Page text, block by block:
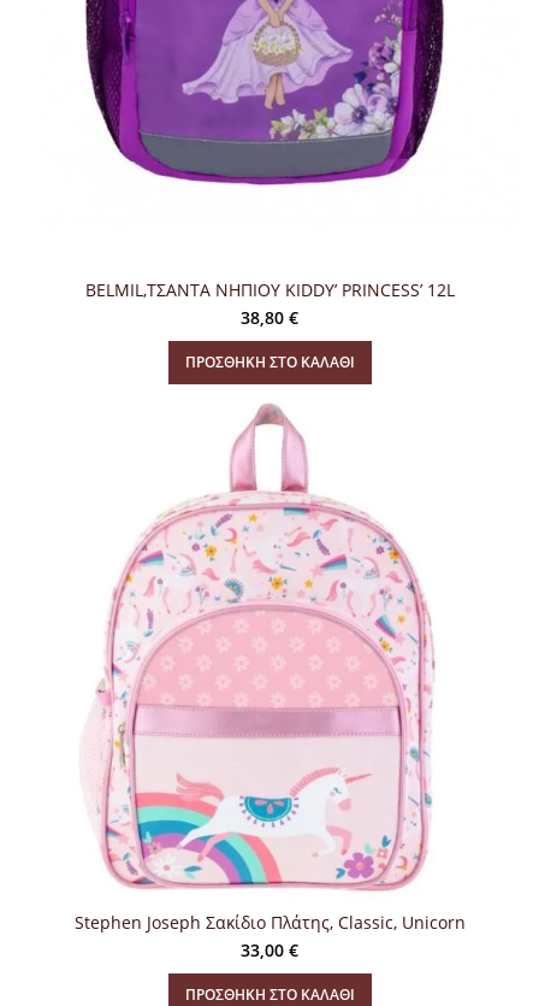
BELMIL,ΤΣΑΝΤΑ ΝΗΠΙΟΥ KIDDY’ PRINCESS’ 12L
38,80 €
ΠΡΟΣΘΉΚΗ ΣΤΟ ΚΑΛΆΘΙ
Stephen Joseph Σακίδιο Πλάτης, Classic, Unicorn
33,00 €
ΠΡΟΣΘΉΚΗ ΣΤΟ ΚΑΛΆΘΙ